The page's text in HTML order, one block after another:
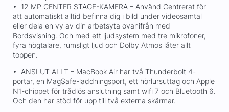
• 12 MP CENTER STAGE-KAMERA – Använd Centrerat för
att automatiskt alltid befinna dig i bild under videosamtal
eller dela en vy av din arbetsyta ovanifrån med
Bordsvisning. Och med ett ljudsystem med tre mikrofoner,
fyra högtalare, rumsligt ljud och Dolby Atmos låter allt
toppen.
• ANSLUT ALLT – MacBook Air har två Thunderbolt 4-
portar, en MagSafe-laddningsport, ett hörlursuttag och Apple
N1-chippet för trådlös anslutning samt wifi 7 och Bluetooth 6.
Och den har stöd för upp till två externa skärmar.